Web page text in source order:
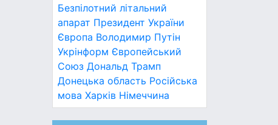
Безпілотний літальний
апарат Президент України
Європа Володимир Путін
Укрінформ Європейський
Союз Дональд Трамп
Донецька область Російська
мова Харків Німеччина